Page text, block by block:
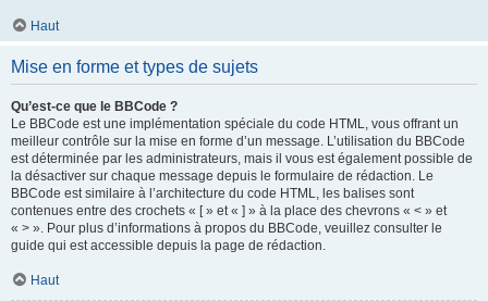
Haut
Mise en forme et types de sujets
Qu’est-ce que le BBCode ?
Le BBCode est une implémentation spéciale du code HTML, vous offrant un
meilleur contrôle sur la mise en forme d’un message. L’utilisation du BBCode
est déterminée par les administrateurs, mais il vous est également possible de
la désactiver sur chaque message depuis le formulaire de rédaction. Le
BBCode est similaire à l’architecture du code HTML, les balises sont
contenues entre des crochets « [ » et « ] » à la place des chevrons « < » et
« > ». Pour plus d’informations à propos du BBCode, veuillez consulter le
guide qui est accessible depuis la page de rédaction.
Haut